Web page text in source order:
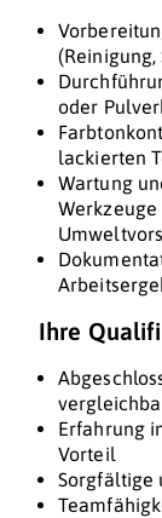
(Reinigung,
oder
lackierten
Wartung
Ihre
Erfahrung
Vorteil
Sorgfältige